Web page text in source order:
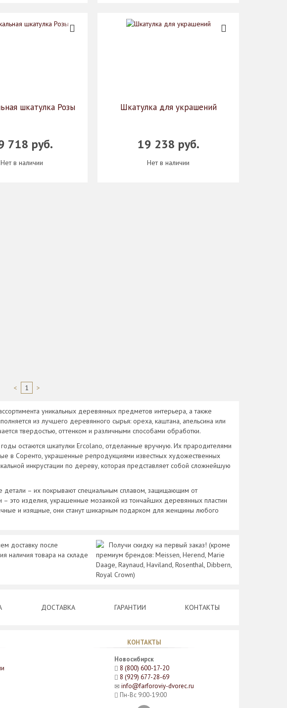
шкатулка Розы
718 руб.
Нет в наличии
Шкатулка для украшений
19 238 руб.
Нет в наличии
< 1 >
уникальных деревянных предметов интерьера, а также
из лучшего деревянного сырья: ореха, каштана, апельсина или
твердостью, оттенком и различными способами обработки.
остаются шкатулки Ercolano, отделанные вручную. Их прародителями
в Соренто, украшенные репродукциями известных художественных
инкрустации по дереву, которая представляет собой сложнейшую
– их покрывают специальным сплавом, защищающим от
это изделия, украшенные мозаикой из тончайших деревянных пластин
и изящные, они станут шикарным подарком для женщины любого
доставку после
наличия товара на складе
Получи скидку на первый заказ! (кроме
премиум брендов: Meissen, Herend, Marie
Daage, Raynaud, Haviland, Rosenthal, Dibbern,
Royal Crown)
ДОСТАВКА ГАРАНТИИ КОНТАКТЫ
КОНТАКТЫ
Новосибирск
8 (800) 600-17-20
8 (929) 677-28-69
info@farforoviy-dvorec.ru
Пн-Вс 9:00-19:00